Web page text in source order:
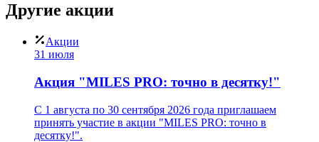
Другие акции
Акции
31 июля
Акция "MILES PRO: точно в десятку!"
С 1 августа по 30 сентября 2026 года приглашаем
принять участие в акции "MILES PRO: точно в
десятку!".